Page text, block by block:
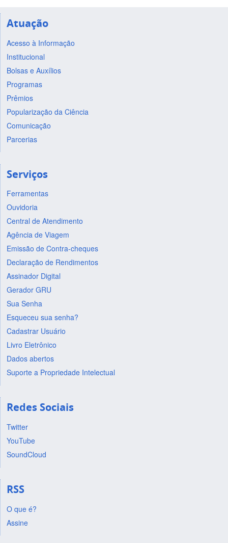
Atuação
Acesso à Informação
Institucional
Bolsas e Auxílios
Programas
Prêmios
Popularização da Ciência
Comunicação
Parcerias
Serviços
Ferramentas
Ouvidoria
Central de Atendimento
Agência de Viagem
Emissão de Contra-cheques
Declaração de Rendimentos
Assinador Digital
Gerador GRU
Sua Senha
Esqueceu sua senha?
Cadastrar Usuário
Livro Eletrônico
Dados abertos
Suporte a Propriedade Intelectual
Redes Sociais
Twitter
YouTube
SoundCloud
RSS
O que é?
Assine